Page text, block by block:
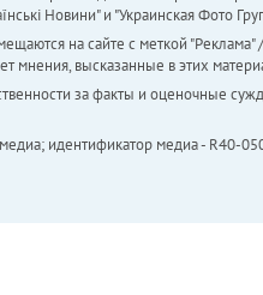
Новини" и "Украинская Фото
на сайте с меткой
мнения, высказанные в этих
за факты и оценочные
идентификатор медиа - R40-